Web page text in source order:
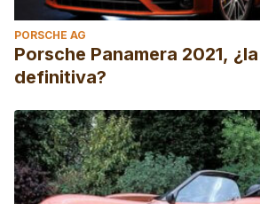
PORSCHE AG
Porsche Panamera 2021,
definitiva?